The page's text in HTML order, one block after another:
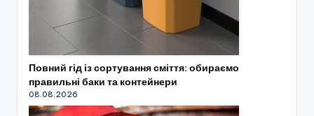
Повний гід із сортування сміття: обираємо
правильні баки та контейнери
08.08.2026